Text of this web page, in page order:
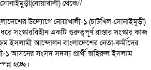
থে‌কে//
উদ্যোগে নোয়াখালী-১ (চাটখিল-সোনাইমুড়ী)
সংস্কারবিহীন একটি গুরুত্বপূর্ণ রাস্তার সংস্কার কাজ
ইসলামী আন্দোলন বাংলাদেশের নেতা-কর্মীদের
১ আসনের সংসদ সদস্য প্রার্থী জহিরুল ইসলাম
হচ্ছে।